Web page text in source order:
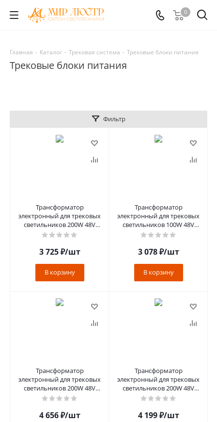
0
Главная - Каталог - Трековая система - Трековые блоки питания
Трековые блоки питания
Фильтр
Трансформатор
электронный для трековых
светильников 200W 48V
(драйвер), LB048
3 725₽/шт
В корзину
Трансформатор
электронный для трековых
светильников 100W 48V
(драйвер), LB48 белый
3 078₽/шт
В корзину
Трансформатор
электронный для трековых
светильников 200W 48V
(драйвер), LB48 белый
4 656₽/шт
Трансформатор
электронный для трековых
светильников 200W 48V
(драйвер), LB48 черный
4 199₽/шт